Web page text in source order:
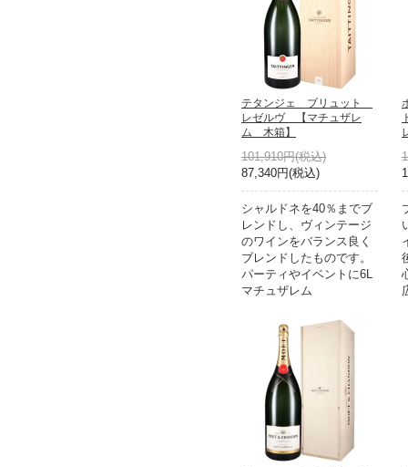
テタンジェ ブリュット
レゼルヴ 【マチュザレ
ム 木箱】
101,910円(税込)
87,340円(税込)
シャルドネを40％までブ
レンドし、ヴィンテージ
のワインをバランス良く
ブレンドしたものです。
パーティやイベントに6L
マチュザレム